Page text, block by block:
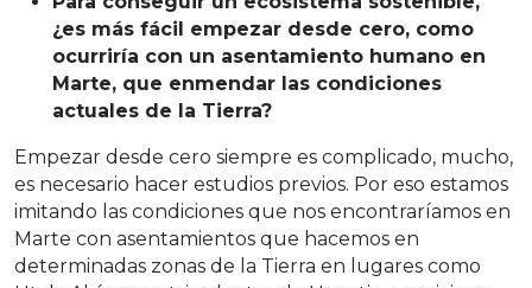
¿es más fácil empezar desde cero, como
ocurriría con un asentamiento humano en
Marte, que enmendar las condiciones
actuales de la Tierra?
Empezar desde cero siempre es complicado, mucho,
es necesario hacer estudios previos. Por eso estamos
imitando las condiciones que nos encontraríamos en
Marte con asentamientos que hacemos en
determinadas zonas de la Tierra en lugares como